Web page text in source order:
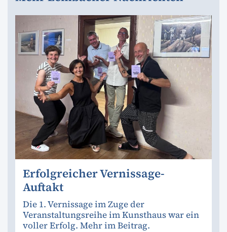
Erfolgreicher Vernissage-
Auftakt
Die 1. Vernissage im Zuge der
Veranstaltungsreihe im Kunsthaus war ein
voller Erfolg. Mehr im Beitrag.